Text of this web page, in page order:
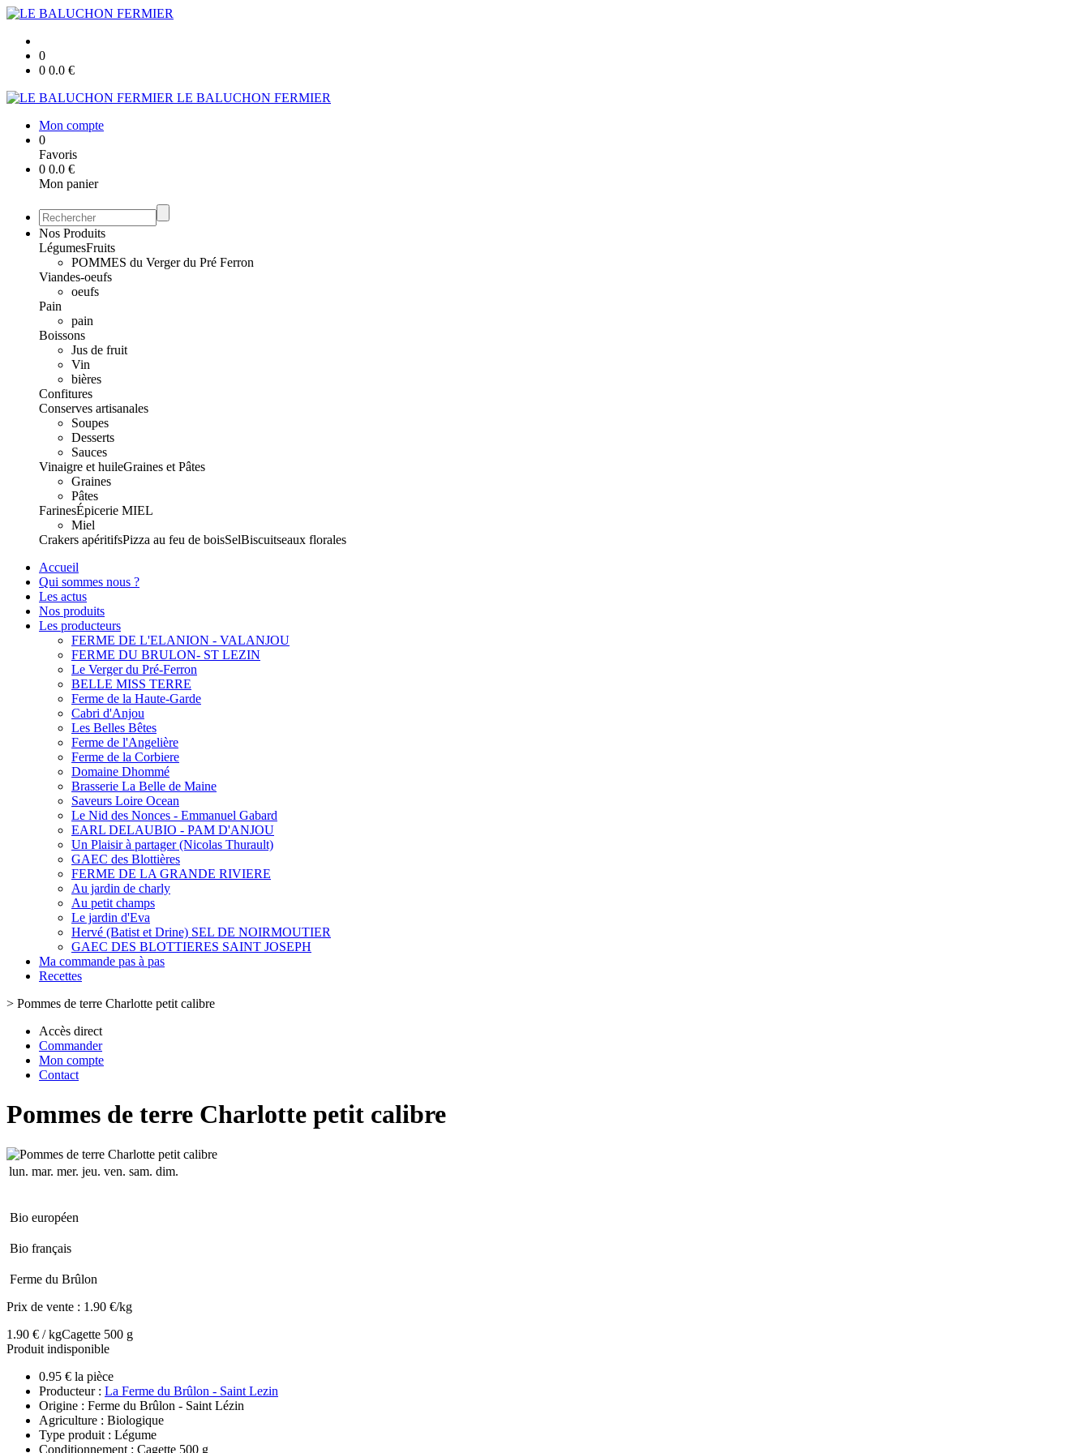
0
0 0.0 €
LE BALUCHON FERMIER
Mon compte
0
Favoris
0 0.0 €
Mon panier
Nos Produits
LégumesFruits
POMMES du Verger du Pré Ferron
Viandes-oeufs
oeufs
Pain
pain
Boissons
Jus de fruit
Vin
bières
Confitures
Conserves artisanales
Soupes
Desserts
Sauces
Vinaigre et huileGraines et Pâtes
Graines
Pâtes
FarinesÉpicerie MIEL
Miel
Crakers apéritifsPizza au feu de boisSelBiscuitseaux florales
Accueil
Qui sommes nous ?
Les actus
Nos produits
Les producteurs
FERME DE L'ELANION - VALANJOU
FERME DU BRULON- ST LEZIN
Le Verger du Pré-Ferron
BELLE MISS TERRE
Ferme de la Haute-Garde
Cabri d'Anjou
Les Belles Bêtes
Ferme de l'Angelière
Ferme de la Corbiere
Domaine Dhommé
Brasserie La Belle de Maine
Saveurs Loire Ocean
Le Nid des Nonces - Emmanuel Gabard
EARL DELAUBIO - PAM D'ANJOU
Un Plaisir à partager (Nicolas Thurault)
GAEC des Blottières
FERME DE LA GRANDE RIVIERE
Au jardin de charly
Au petit champs
Le jardin d'Eva
Hervé (Batist et Drine) SEL DE NOIRMOUTIER
GAEC DES BLOTTIERES SAINT JOSEPH
Ma commande pas à pas
Recettes
> Pommes de terre Charlotte petit calibre
Accès direct
Commander
Mon compte
Contact
Pommes de terre Charlotte petit calibre
lun. mar. mer. jeu. ven. sam. dim.
Bio européen
Bio français
Ferme du Brûlon
Prix de vente : 1.90 €/kg
1.90 € / kgCagette 500 g
Produit indisponible
0.95 € la pièce
Producteur : La Ferme du Brûlon - Saint Lezin
Origine : Ferme du Brûlon - Saint Lézin
Agriculture : Biologique
Type produit : Légume
Conditionnement : Cagette 500 g